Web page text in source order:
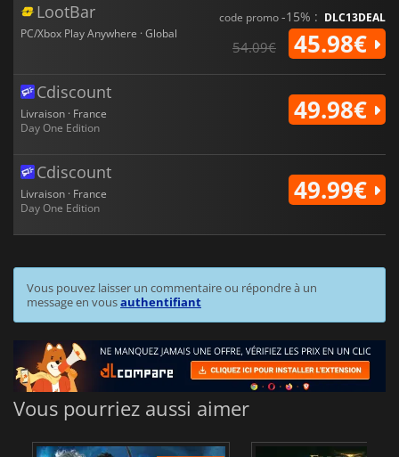
LootBar
PC/Xbox Play Anywhere · Global
code promo-15% : DLC13DEAL
54.09€ 45.98€
Cdiscount
Livraison · France
Day One Edition
49.98€
Cdiscount
Livraison · France
Day One Edition
49.99€
Vous pouvez laisser un commentaire ou répondre à un
message en vousauthentifiant
Vous pourriez aussi aimer